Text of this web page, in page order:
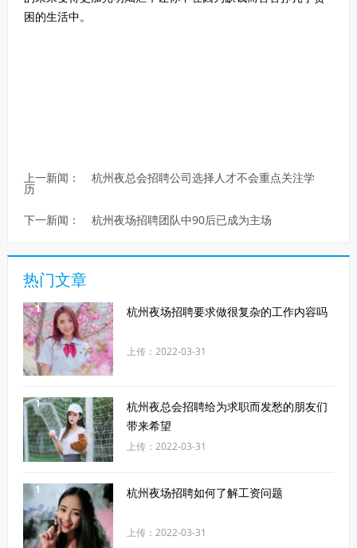
困的生活中。
上一新闻： 杭州夜总会招聘公司选择人才不会重点关注学
历
下一新闻： 杭州夜场招聘团队中90后已成为主场
热门文章
1 杭州夜场招聘要求做很复杂的工作内容吗
上传：2022-03-31
1
杭州夜总会招聘给为求职而发愁的朋友们
带来希望
上传：2022-03-31
1 杭州夜场招聘如何了解工资问题
上传：2022-03-31